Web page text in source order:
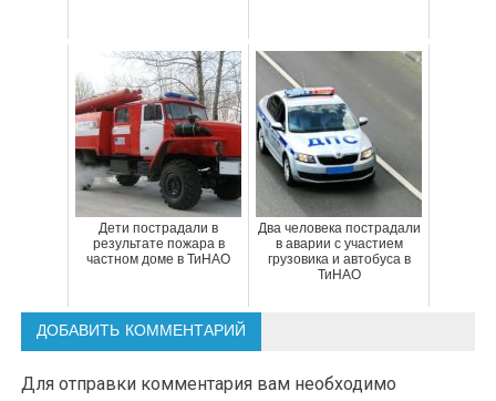
Дети пострадали в
результате пожара в
частном доме в ТиНАО
Два человека пострадали
в аварии с участием
грузовика и автобуса в
ТиНАО
ДОБАВИТЬ КОММЕНТАРИЙ
Для отправки комментария вам необходимо